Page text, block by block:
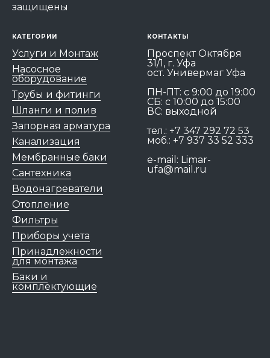
защищены
КАТЕГОРИИ
Услуги и Монтаж
Насосное
оборудование
Трубы и фитинги
Шланги и полив
Запорная арматура
Канализация
Мембранные баки
Сантехника
Водонагреватели
Отопление
Фильтры
Приборы учета
Принадлежности
для монтажа
Баки и
комплектующие
КОНТАКТЫ
Проспект Октября
31/1, г. Уфа
ост. Универмаг Уфа
ПН-ПТ: c 9:00 до 19:00
СБ: с 10:00 до 15:00
ВС: выходной
тел.: +7 347 292 72 53
моб.: +7 937 33 52 333
e-mail: Limar-
ufa@mail.ru